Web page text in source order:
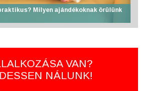
Milyen ajándékoknak örülünk
VAN?
NÁLUNK!